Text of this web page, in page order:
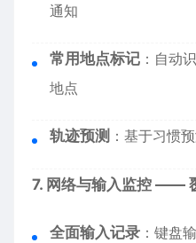
通知
常用地点标记 ：自动
地点
轨迹预测 ：基于习惯
7. 网络与输入监控 ——
全面输入记录 ：键盘